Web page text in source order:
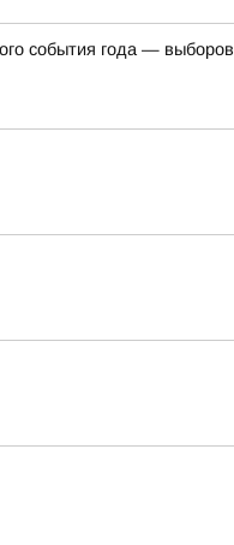
события года — выборов